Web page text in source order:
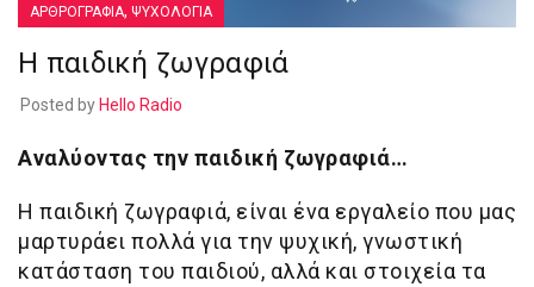
ΑΡΘΡΟΓΡΑΦΙΑ, ΨΥΧΟΛΟΓΙΑ
Η παιδική ζωγραφιά
Posted by Hello Radio
Αναλύοντας την παιδική ζωγραφιά…
Η παιδική ζωγραφιά, είναι ένα εργαλείο που μας
μαρτυράει πολλά για την ψυχική, γνωστική
κατάσταση του παιδιού, αλλά και στοιχεία τα